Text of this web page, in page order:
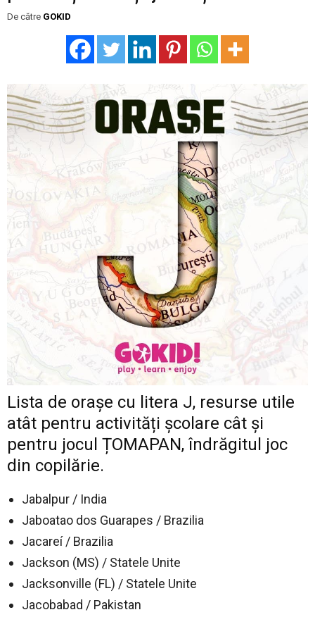
De către GOKID
Lista de orașe cu litera J, resurse utile
atât pentru activități școlare cât și
pentru jocul ȚOMAPAN, îndrăgitul joc
din copilărie.
Jabalpur / India
Jaboatao dos Guarapes / Brazilia
Jacareí / Brazilia
Jackson (MS) / Statele Unite
Jacksonville (FL) / Statele Unite
Jacobabad / Pakistan